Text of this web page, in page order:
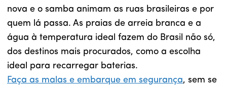
nova e o samba animam as ruas brasileiras e por
quem lá passa. As praias de arreia branca e a
água à temperatura ideal fazem do Brasil não só,
dos destinos mais procurados, como a escolha
ideal para recarregar baterias.
Faça as malas e embarque em segurança, sem se